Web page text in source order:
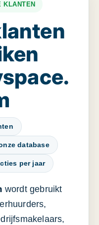
KLANTEN
database
per jaar
wordt gebruikt